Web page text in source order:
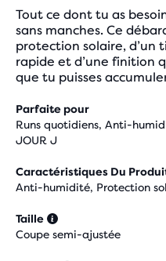
Tout ce dont tu as
sans manches. Ce
protection solaire, d’un
rapide et d’une finition
que tu puisses
Parfaite pour
Runs quotidiens, Anti-
JOUR J
Caractéristiques Du
Anti-humidité, Protection
Taille
Coupe semi-ajustée